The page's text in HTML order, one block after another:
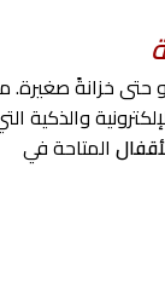
حتى خزانةً صغيرة.
والذكية
المتاحة في